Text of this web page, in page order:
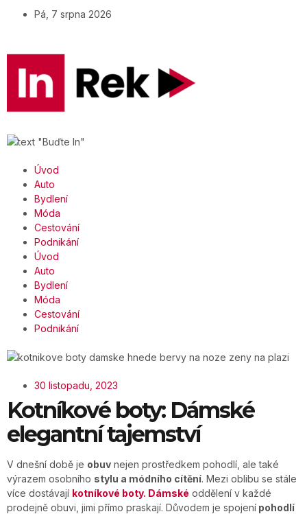
Pá, 7 srpna 2026
Úvod
Auto
Bydlení
Móda
Cestování
Podnikání
Úvod
Auto
Bydlení
Móda
Cestování
Podnikání
30 listopadu, 2023
Kotníkové boty: Dámské
elegantní tajemství
V dnešní době je obuv nejen prostředkem pohodlí, ale také
výrazem osobního stylu a módního cítění. Mezi oblibu se stále
více dostávají kotníkové boty. Dámské oddělení v každé
prodejně obuvi, jimi přímo praskají. Důvodem je spojení pohodlí